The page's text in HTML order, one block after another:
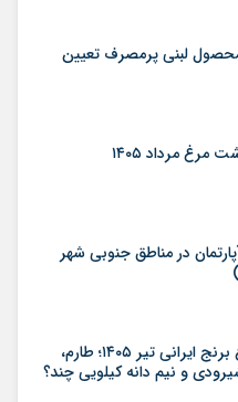
مصوب ۳ محصول لبنی پرمصرف تعیین
مرداد ۱۴۰۵
در مناطق جنوبی شهر
قیمت جدید انواع برنج ایرانی تیر ۱۴۰۵؛ طارم،
و نیم دانه کیلویی چند؟